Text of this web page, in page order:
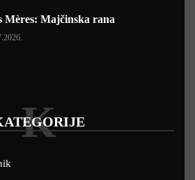
Mères: Majčinska rana
K